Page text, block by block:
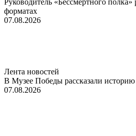
форматах
07.08.2026
Лента новостей
В Музее Победы рассказали историю
07.08.2026